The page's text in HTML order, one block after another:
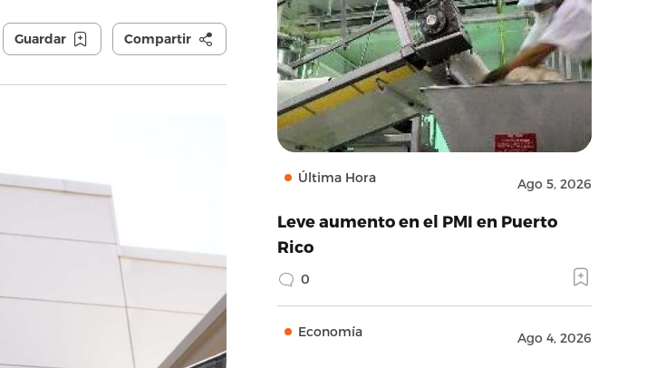
Guardar Compartir
Última Hora Ago 5, 2026
Leve aumento en el PMI en Puerto
Rico
0
Economía Ago 4, 2026